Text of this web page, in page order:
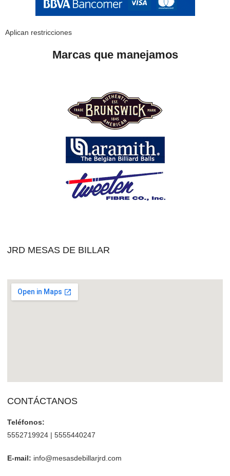
Aplican restricciones
Marcas que manejamos
JRD MESAS DE BILLAR
CONTÁCTANOS
Teléfonos:
5552719924 | 5555440247
E-mail: info@mesasdebillarjrd.com